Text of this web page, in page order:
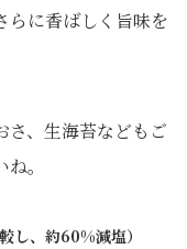
らに香ばしく旨味を
さ、生海苔などもご
。
し、約60%減塩）